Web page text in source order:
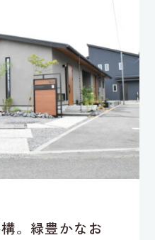
。緑豊かなお